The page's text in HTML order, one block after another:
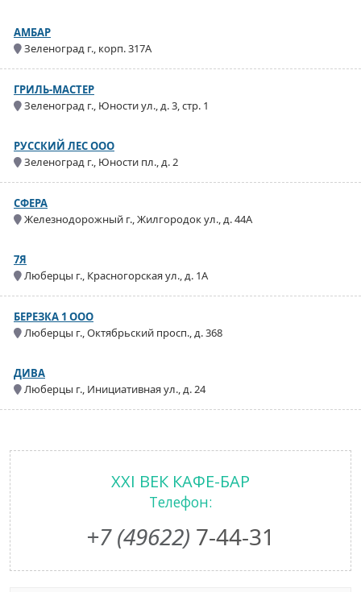
АМБАР
Зеленоград г., корп. 317А
ГРИЛЬ-МАСТЕР
Зеленоград г., Юности ул., д. 3, стр. 1
РУССКИЙ ЛЕС ООО
Зеленоград г., Юности пл., д. 2
СФЕРА
Железнодорожный г., Жилгородок ул., д. 44А
7Я
Люберцы г., Красногорская ул., д. 1А
БЕРЕЗКА 1 ООО
Люберцы г., Октябрьский просп., д. 368
ДИВА
Люберцы г., Инициативная ул., д. 24
XXI ВЕК КАФЕ-БАР
Телефон:
+7 (49622) 7-44-31